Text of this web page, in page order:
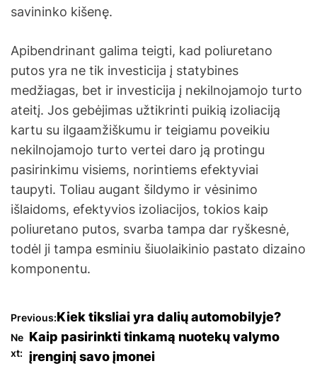
savininko kišenę.
Apibendrinant galima teigti, kad poliuretano
putos yra ne tik investicija į statybines
medžiagas, bet ir investicija į nekilnojamojo turto
ateitį. Jos gebėjimas užtikrinti puikią izoliaciją
kartu su ilgaamžiškumu ir teigiamu poveikiu
nekilnojamojo turto vertei daro ją protingu
pasirinkimu visiems, norintiems efektyviai
taupyti. Toliau augant šildymo ir vėsinimo
išlaidoms, efektyvios izoliacijos, tokios kaip
poliuretano putos, svarba tampa dar ryškesnė,
todėl ji tampa esminiu šiuolaikinio pastato dizaino
komponentu.
N
a
Previous:Kiek tiksliai yra dalių automobilyje?
Ne
xt:
Kaip pasirinkti tinkamą nuotekų valymo
įrenginį savo įmonei